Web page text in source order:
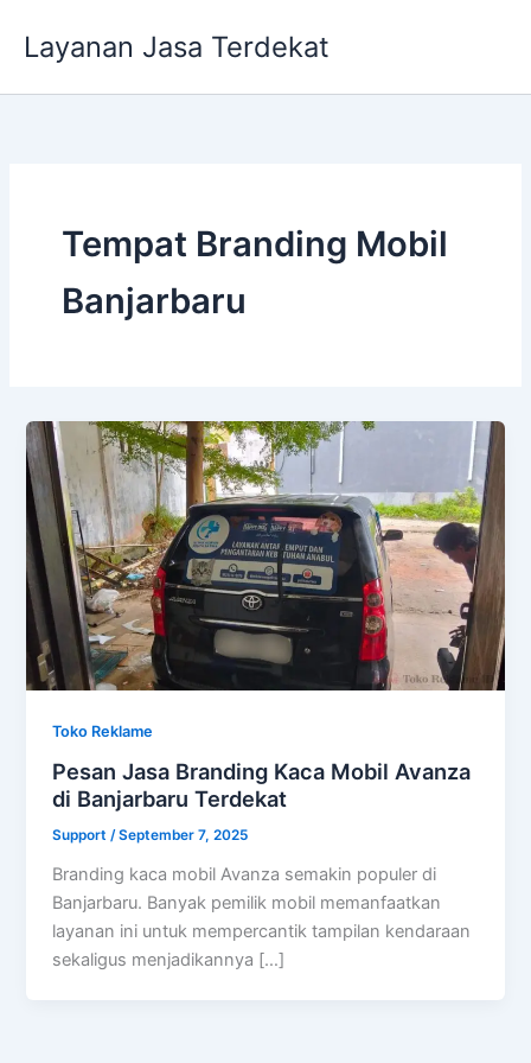
Layanan Jasa Terdekat
Tempat Branding Mobil
Banjarbaru
Toko Reklame
Pesan Jasa Branding Kaca Mobil Avanza
di Banjarbaru Terdekat
Support/September 7, 2025
Branding kaca mobil Avanza semakin populer di
Banjarbaru. Banyak pemilik mobil memanfaatkan
layanan ini untuk mempercantik tampilan kendaraan
sekaligus menjadikannya […]